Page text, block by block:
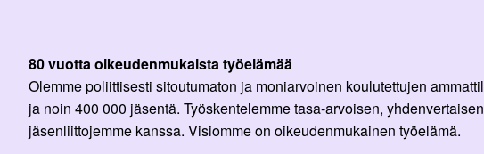
80 vuotta oikeudenmukaista työelämää
Olemme poliittisesti sitoutumaton ja moniarvoinen koulutettujen
ja noin 400 000 jäsentä. Työskentelemme tasa-arvoisen,
jäsenliittojemme kanssa. Visiomme on oikeudenmukainen työelämä.